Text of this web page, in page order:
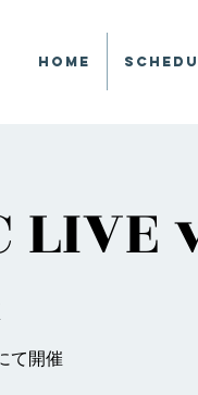
Home
LIVE
て開催